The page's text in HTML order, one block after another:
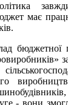
має
бюджетної